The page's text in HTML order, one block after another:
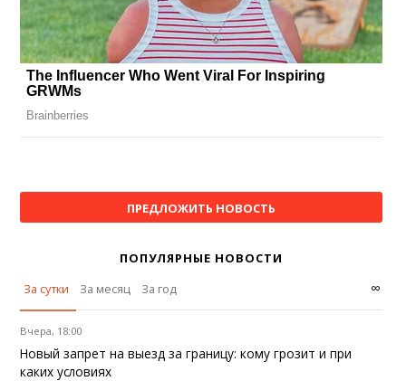
ПРЕДЛОЖИТЬ НОВОСТЬ
ПОПУЛЯРНЫЕ НОВОСТИ
За сутки
За месяц За год ∞
Вчера, 18:00
Новый запрет на выезд за границу: кому грозит и при
каких условиях